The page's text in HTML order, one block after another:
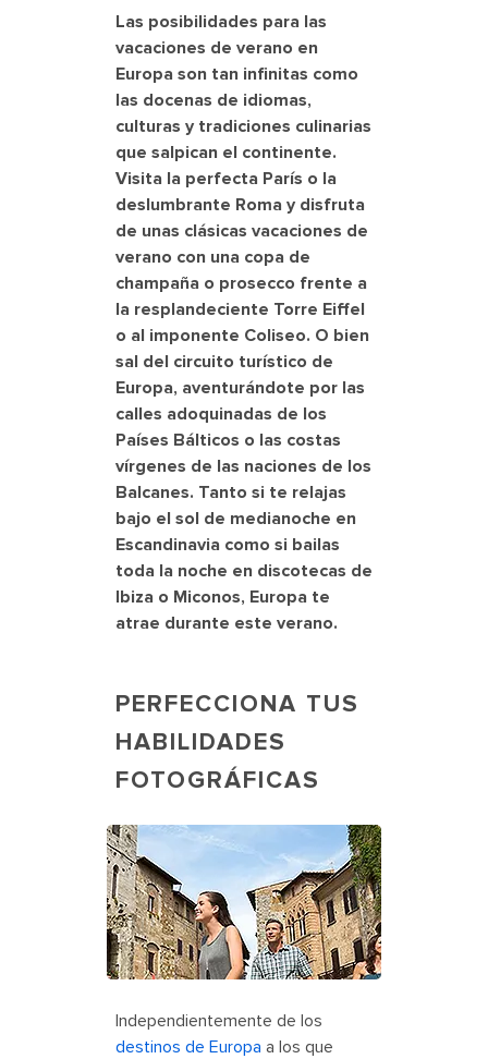
Las posibilidades para las
vacaciones de verano en
Europa son tan infinitas como
las docenas de idiomas,
culturas y tradiciones culinarias
que salpican el continente.
Visita la perfecta París o la
deslumbrante Roma y disfruta
de unas clásicas vacaciones de
verano con una copa de
champaña o prosecco frente a
la resplandeciente Torre Eiffel
o al imponente Coliseo. O bien
sal del circuito turístico de
Europa, aventurándote por las
calles adoquinadas de los
Países Bálticos o las costas
vírgenes de las naciones de los
Balcanes. Tanto si te relajas
bajo el sol de medianoche en
Escandinavia como si bailas
toda la noche en discotecas de
Ibiza o Miconos, Europa te
atrae durante este verano.
PERFECCIONA TUS
HABILIDADES
FOTOGRÁFICAS
Italy Florence Family Walking and
Shopping
Independientemente de los
destinos de Europa a los que